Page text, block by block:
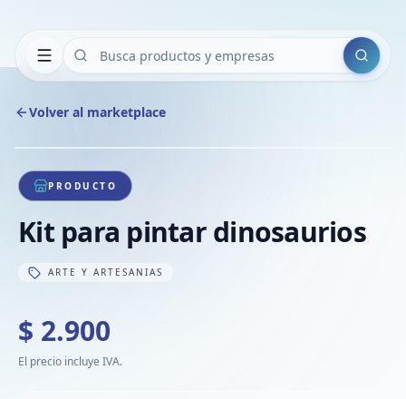
Buscar
Volver al marketplace
1/1
PRODUCTO
Kit para pintar dinosaurios
ARTE Y ARTESANIAS
$ 2.900
El precio incluye IVA.